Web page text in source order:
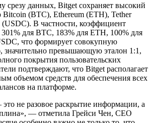
срезу данных, Bitget сохраняет высокий
Bitcoin (BTC), Ethereum (ETH), Tether
В частности, коэффициент
301% для BTC, 183% для ETH, 100% для
что формирует совокупную
значительно превышающую эталон 1:1,
покрытия пользовательских
подтверждают, что Bitget располагает
объемом средств для обеспечения всех
на платформе.
не разовое раскрытие информации, а
— отметила Грейси Чен, CEO